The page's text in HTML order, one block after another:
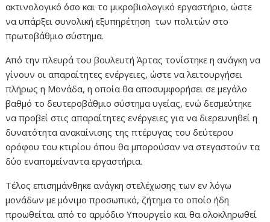
ακτινολογικό όσο και το μικροβιολογικό εργαστήριο, ώστε
να υπάρξει συνολική εξυπηρέτηση των πολιτών στο
πρωτοβάθμιο σύστημα.
Από την πλευρά του βουλευτή Άρτας τονίστηκε η ανάγκη να
γίνουν οι απαραίτητες ενέργειες, ώστε να λειτουργήσει
πλήρως η Μονάδα, η οποία θα αποσυμφορήσει σε μεγάλο
βαθμό το δευτεροβάθμιο σύστημα υγείας, ενώ δεσμεύτηκε
να προβεί στις απαραίτητες ενέργειες για να διερευνηθεί η
δυνατότητα ανακαίνισης της πτέρυγας του δεύτερου
ορόφου του κτιρίου όπου θα μπορούσαν να στεγαστούν τα
δύο εναπομείναντα εργαστήρια.
Τέλος επισημάνθηκε ανάγκη στελέχωσης των εν λόγω
μονάδων με μόνιμο προσωπικό, ζήτημα το οποίο ήδη
προωθείται από το αρμόδιο Υπουργείο και θα ολοκληρωθεί